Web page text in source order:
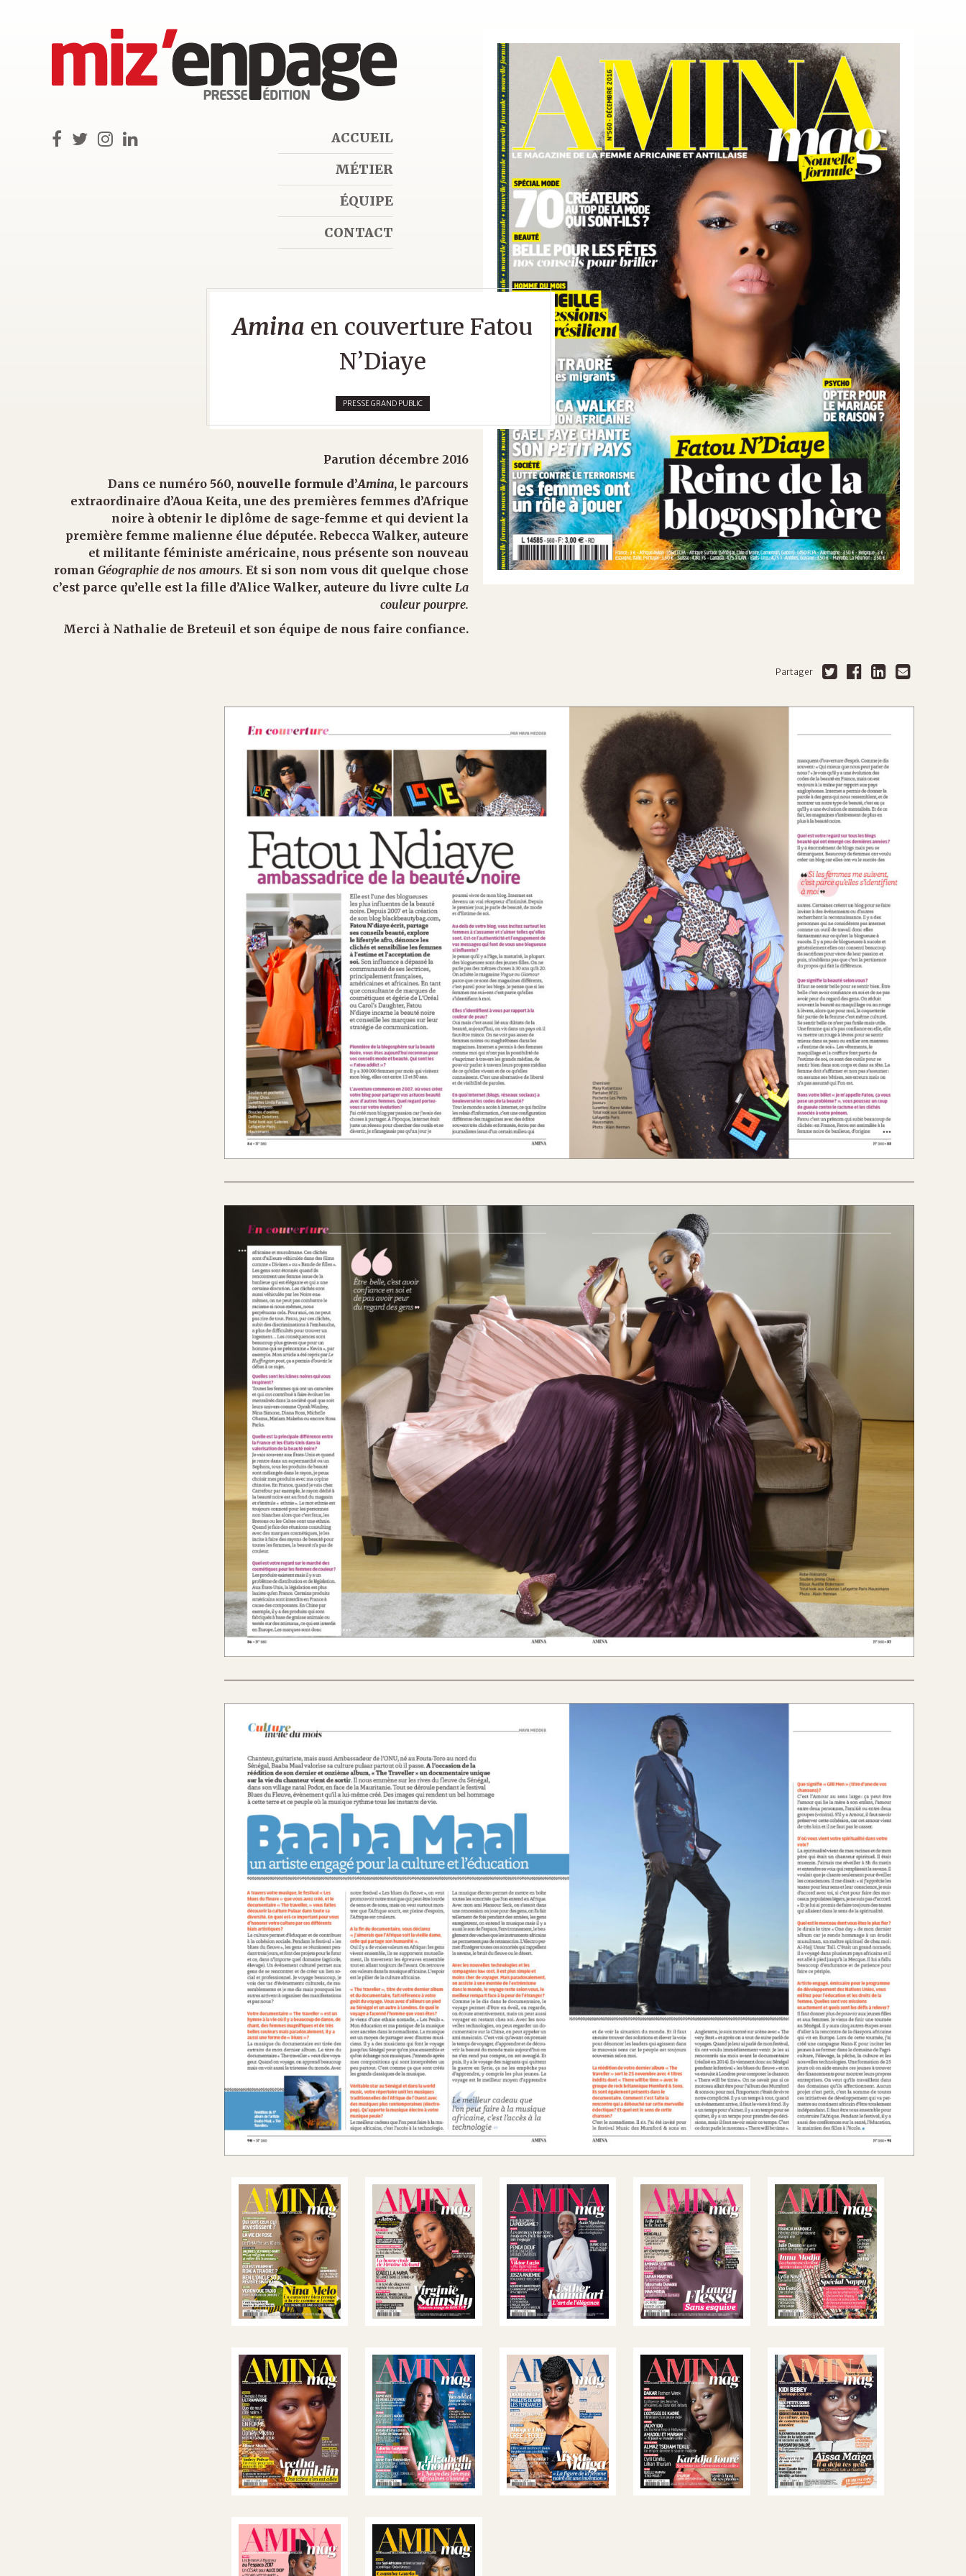
ACCUEIL
MÉTIER
ÉQUIPE
CONTACT
Amina en couverture Fatou
N’Diaye
PRESSE GRAND PUBLIC
Parution décembre 2016
Dans ce numéro 560, nouvelle formule d’Amina, le parcours
extraordinaire d’Aoua Keita, une des premières femmes d’Afrique
noire à obtenir le diplôme de sage-femme et qui devient la
première femme malienne élue députée. Rebecca Walker, auteure
et militante féministe américaine, nous présente son nouveau
roman Géographie de nos amours. Et si son nom vous dit quelque chose
c’est parce qu’elle est la fille d’Alice Walker, auteure du livre culte La
couleur pourpre.
Merci à Nathalie de Breteuil et son équipe de nous faire confiance.
Partager